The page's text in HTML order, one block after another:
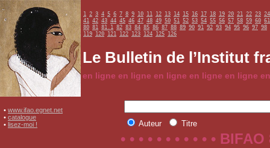
1 2 3 4 5 6 7 8 9 10 11 12 13 14 15 16 17 18 19 20 21 22 23 24
41 42 43 44 45 46 47 48 49 50 51 52 53 54 55 56 57 58 59 60 61
80 81 81.1 82 83 84 85 86 87 88 89 90 91 92 93 94 95 96 97 98
119 120 121 122 123 124 125 126
Le Bulletin de l’Institut
en ligne en ligne en ligne en ligne en ligne
Auteur Titre
• • • • • • • • • • •
• www.ifao.egnet.net
• catalogue
• lisez-moi !